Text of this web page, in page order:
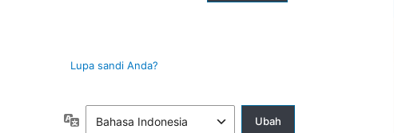
Lupa sandi Anda?
Bahasa